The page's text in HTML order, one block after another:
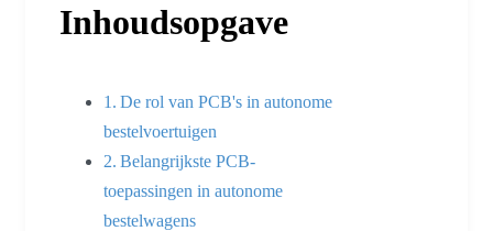
Inhoudsopgave
De rol van PCB's in autonome
bestelvoertuigen
Belangrijkste PCB-
toepassingen in autonome
bestelwagens